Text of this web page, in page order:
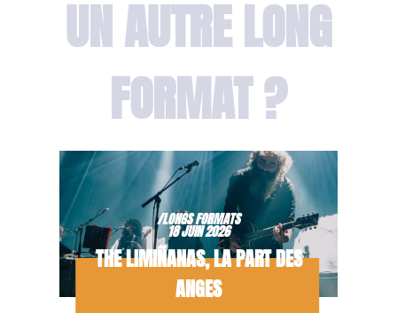
UN AUTRE LONG
FORMAT ?
/LONGS FORMATS
18 JUIN 2026
THE LIMIÑANAS, LA PART DES
ANGES